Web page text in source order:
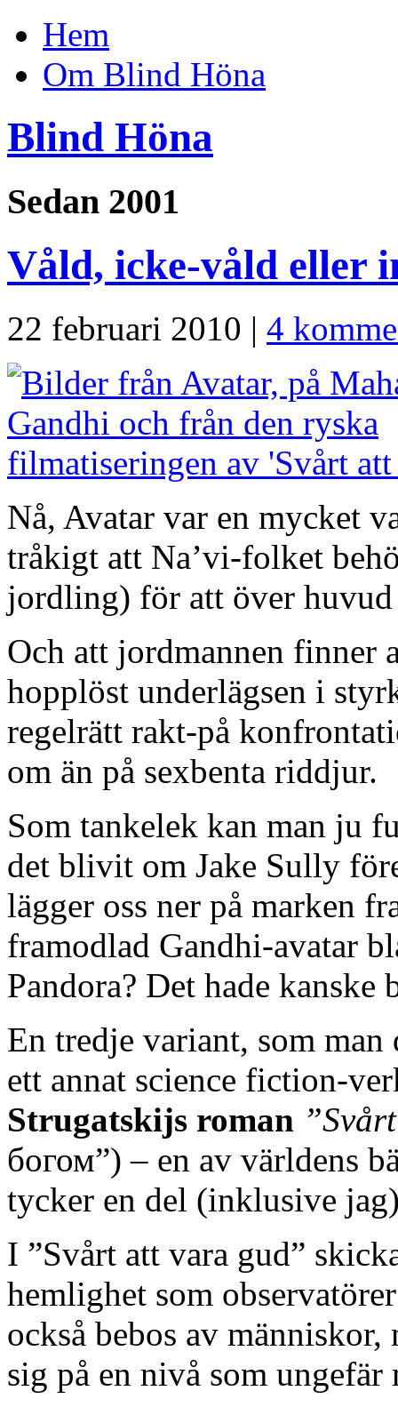
Hem
Om Blind Höna
Blind Höna
Sedan 2001
Våld, icke-våld eller
22 februari 2010 | 4
Nå, Avatar var en mycket
tråkigt att Na’vi-folket
jordling) för att över huvud
Och att jordmannen finner
hopplöst underlägsen i
regelrätt rakt-på
om än på sexbenta riddjur.
Som tankelek kan man ju
det blivit om Jake Sully
lägger oss ner på marken
framodlad Gandhi-avatar
Pandora? Det hade
En tredje variant, som
ett annat science fiction-
Strugatskijs roman
богом”) – en av världens
tycker en del (inklusive
I ”Svårt att vara gud”
hemlighet som
också bebos av
sig på en nivå som